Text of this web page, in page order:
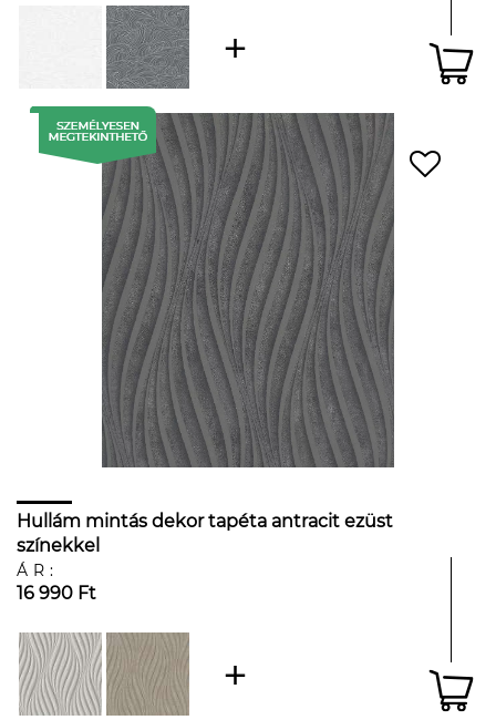
Hullám mintás dekor tapéta antracit ezüst
színekkel
ÁR:
16 990 Ft